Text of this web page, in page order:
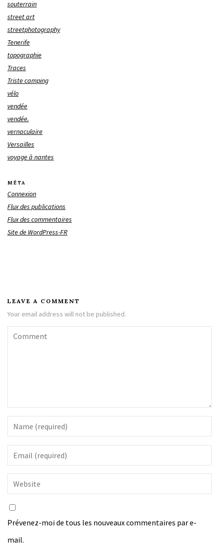
souterrain
street art
streetphotography
Tenerife
topographie
Traces
Triste camping
vélo
vendée
vendée.
vernaculaire
Versailles
voyage à nantes
MÉTA
Connexion
Flux des publications
Flux des commentaires
Site de WordPress-FR
LEAVE A COMMENT
Your email address will not be published.
Prévenez-moi de tous les nouveaux commentaires par e-
mail.